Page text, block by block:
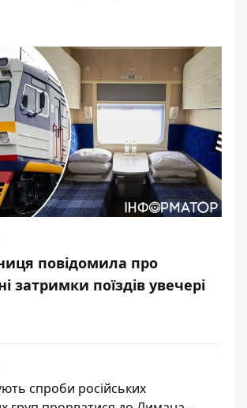
повідомила про
затримки поїздів увечері
спроби російських